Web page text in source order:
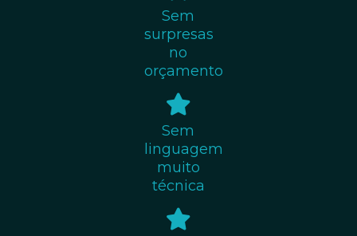
Sem
surpresas
no
orçamento
Sem
linguagem
muito
técnica